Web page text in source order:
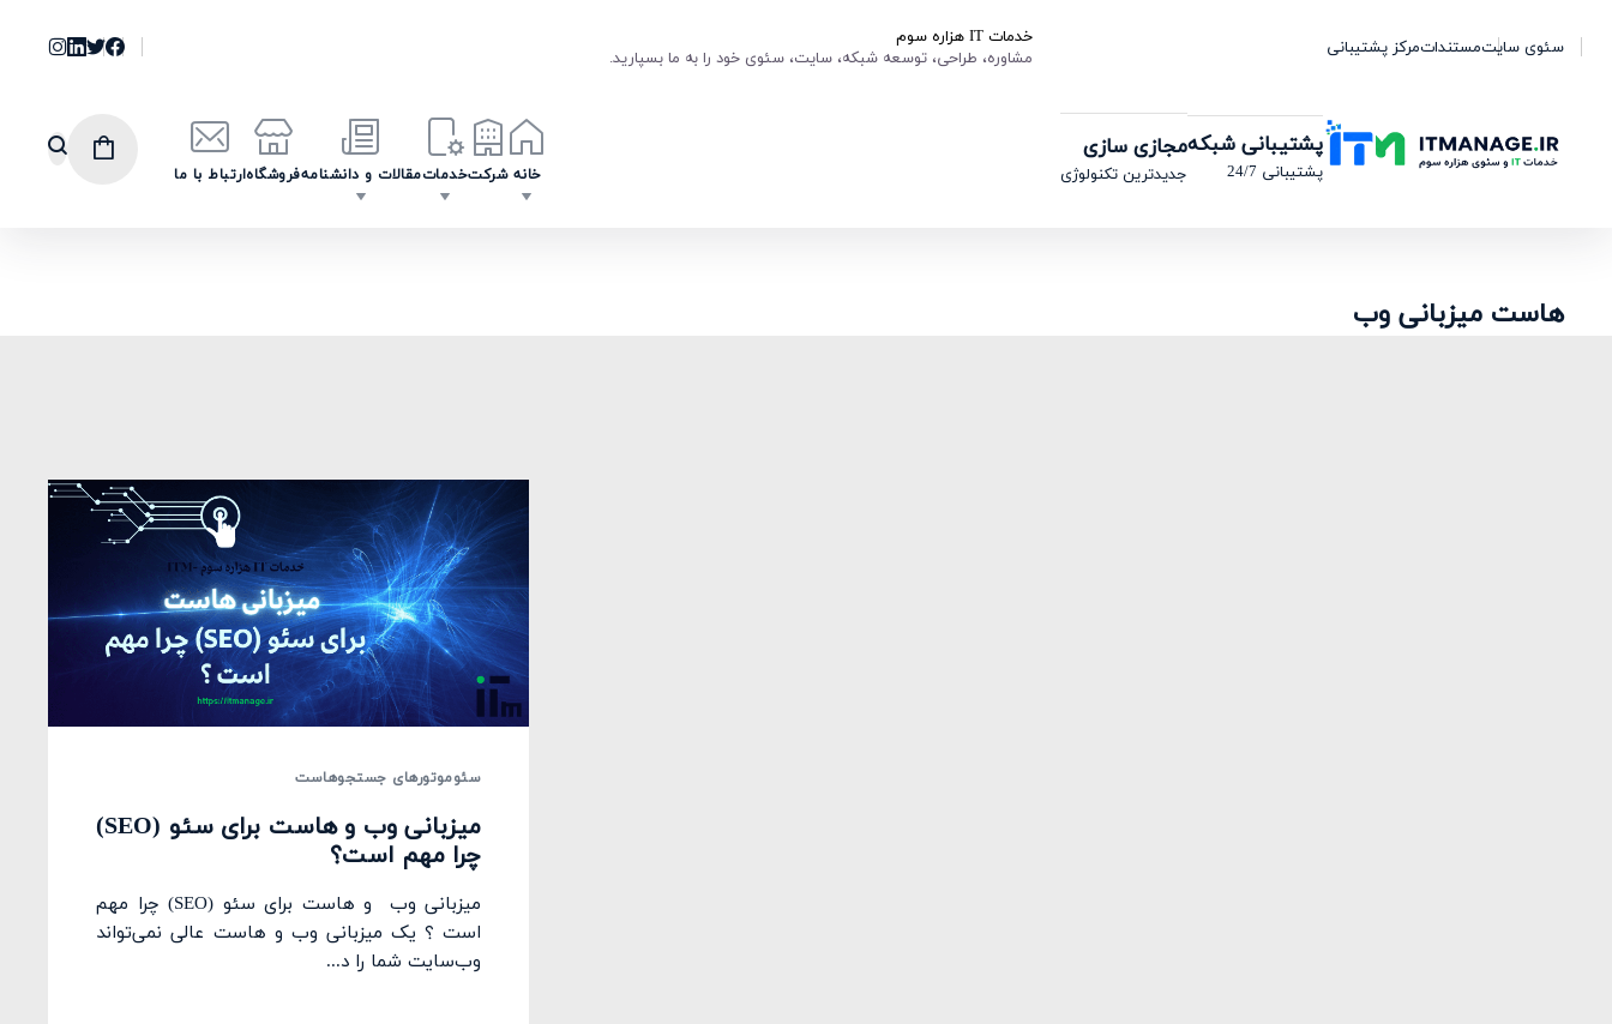
خدمات IT هزاره سوم
مشاوره، طراحی، توسعه شبکه، سایت، سئوی خود را به ما بسپارید.
سئوی سایتمستنداتمرکز پشتیبانی
خانه شرکتخدماتمقالات و دانشنامهفروشگاهارتباط با ما
پشتیبانی شبکه
پشتیبانی 24/7
مجازی سازی
جدیدترین تکنولوژی
هاست میزبانی وب
سئوموتورهای جستجوهاست
میزبانی وب و هاست برای سئو (SEO)
چرا مهم است؟
میزبانی وب و هاست برای سئو (SEO) چرا مهم
است ؟ یک میزبانی وب و هاست عالی نمی‌تواند
وب‌سایت شما را د...